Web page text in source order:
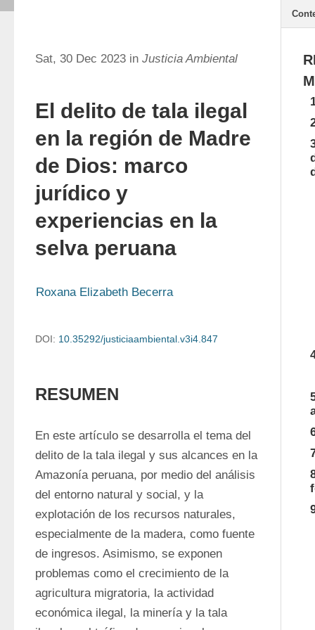
Sat, 30 Dec 2023 in Justicia Ambiental
El delito de tala ilegal
en la región de Madre
de Dios: marco
jurídico y
experiencias en la
selva peruana
Roxana Elizabeth Becerra
DOI: 10.35292/justiciaambiental.v3i4.847
RESUMEN
En este artículo se desarrolla el tema del
delito de la tala ilegal y sus alcances en la
Amazonía peruana, por medio del análisis
del entorno natural y social, y la
explotación de los recursos naturales,
especialmente de la madera, como fuente
de ingresos. Asimismo, se exponen
problemas como el crecimiento de la
agricultura migratoria, la actividad
económica ilegal, la minería y la tala